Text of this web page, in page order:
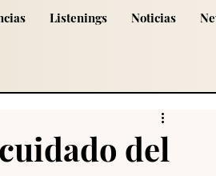
Listenings Noticias
del